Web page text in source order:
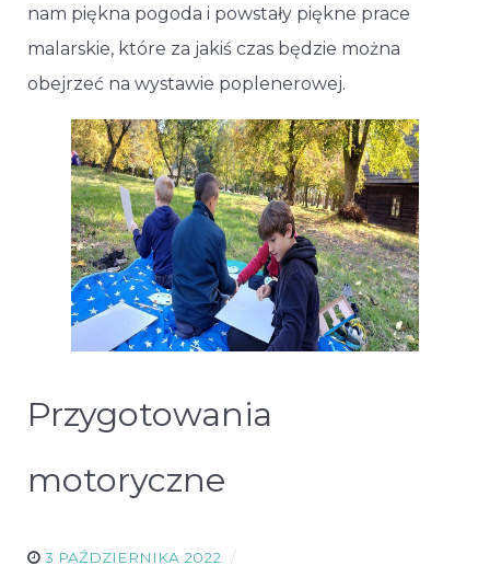
nam piękna pogoda i powstały piękne prace
malarskie, które za jakiś czas będzie można
obejrzeć na wystawie poplenerowej.
Przygotowania
motoryczne
3 PAŹDZIERNIKA 2022